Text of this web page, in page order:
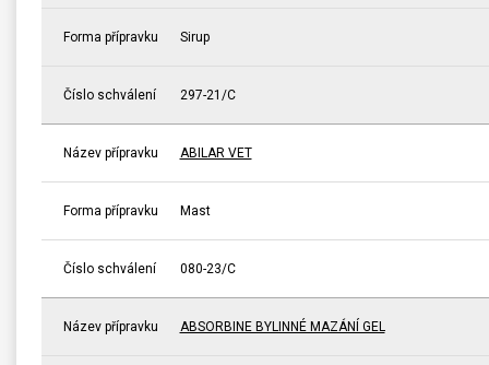
Forma přípravku Sirup
Číslo schválení 297-21/C
Název přípravku ABILAR VET
Forma přípravku Mast
Číslo schválení 080-23/C
Název přípravku ABSORBINE BYLINNÉ MAZÁNÍ GEL